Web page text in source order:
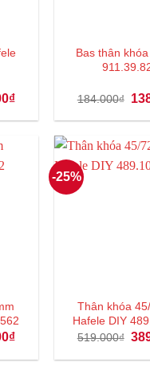
₫Giá
tại
142.000₫.
Bas thân
184.000₫ Giá
là:
₫Giá
tại
-25%
Thân khóa
Hafele DIY
519.000₫ Giá
là: